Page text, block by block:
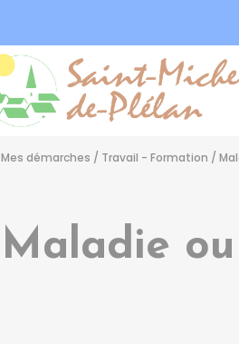
Mes démarches / Travail - Formation /
Maladie